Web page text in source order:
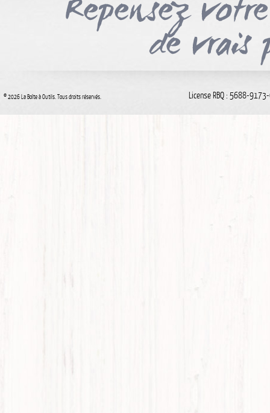
© 2026 La Boîte à Outils. Tous droits réservés. License RBQ : 5688-